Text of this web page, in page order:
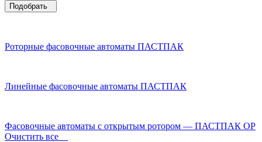
Роторные фасовочные автоматы ПАСТПАК
Линейные фасовочные автоматы ПАСТПАК
Фасовочные автоматы с открытым ротором — ПАСТПАК ОР
Очистить все